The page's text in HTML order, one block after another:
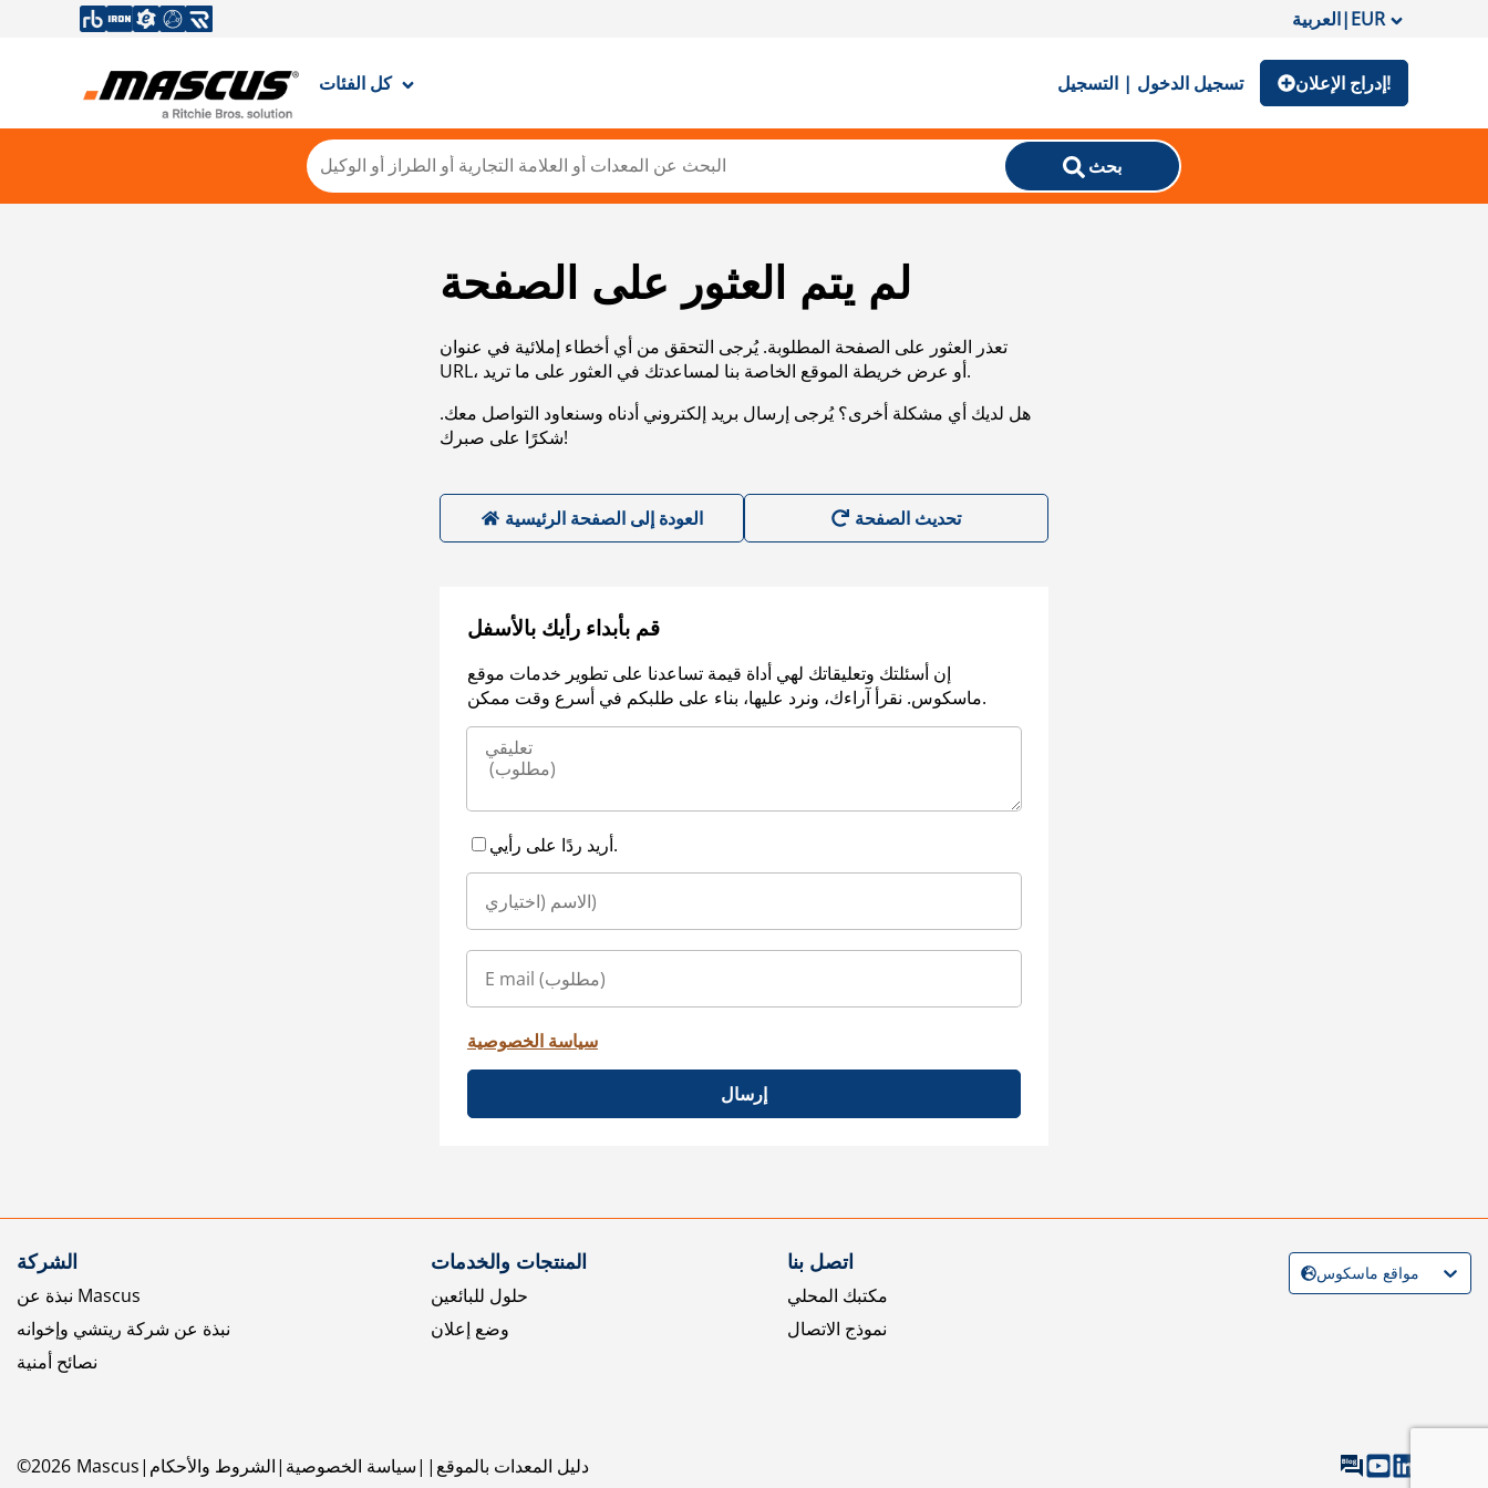
العربية|EUR
كل الفئات تسجيل الدخول | التسجيل إدراج الإعلان!
بحث
لم يتم العثور على الصفحة
تعذر العثور على الصفحة المطلوبة. يُرجى التحقق من أي أخطاء إملائية في عنوان
URL، أو عرض خريطة الموقع الخاصة بنا لمساعدتك في العثور على ما تريد.
هل لديك أي مشكلة أخرى؟ يُرجى إرسال بريد إلكتروني أدناه وسنعاود التواصل معك.
شكرًا على صبرك!
العودة إلى الصفحة الرئيسية
قم بأبداء رأيك بالأسفل
إن أسئلتك وتعليقاتك لهي أداة قيمة تساعدنا على تطوير خدمات موقع
ماسكوس. نقرأ آراءك، ونرد عليها، بناء على طلبكم في أسرع وقت ممكن.
أريد ردًا على رأيي.
سياسة الخصوصية
إرسال
الشركة
نبذة عن Mascus
نبذة عن شركة ريتشي وإخوانه
نصائح أمنية
المنتجات والخدمات
حلول للبائعين
وضع إعلان
اتصل بنا
مكتبك المحلي
نموذج الاتصال
©2026 Mascus الشروط والأحكام سياسة الخصوصية دليل المعدات بالموقع
مواقع ماسكوس